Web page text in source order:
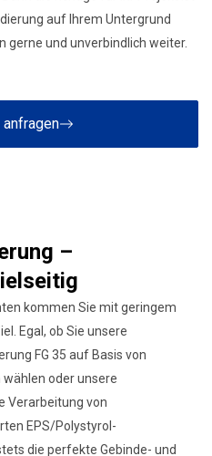
auf Ihrem Untergrund
gerne und unverbindlich weiter.
anfragen
–
kommen Sie mit geringem
Egal, ob Sie unsere
FG 35 auf Basis von
oder unsere
Verarbeitung von
EPS/Polystyrol-
die perfekte Gebinde- und